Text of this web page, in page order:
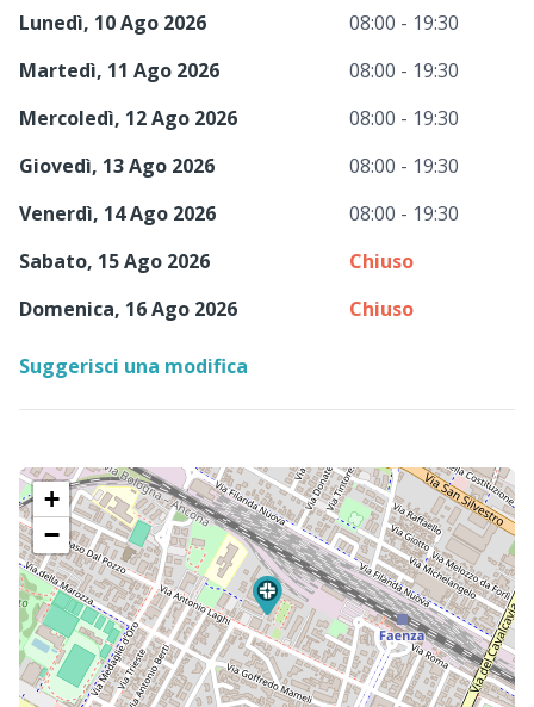
Lunedì, 10 Ago 2026
08:00 - 19:30
Martedì, 11 Ago 2026
08:00 - 19:30
Mercoledì, 12 Ago 2026
08:00 - 19:30
Giovedì, 13 Ago 2026
08:00 - 19:30
Venerdì, 14 Ago 2026
08:00 - 19:30
Sabato, 15 Ago 2026
Chiuso
Domenica, 16 Ago 2026
Chiuso
Suggerisci una modifica
+
−